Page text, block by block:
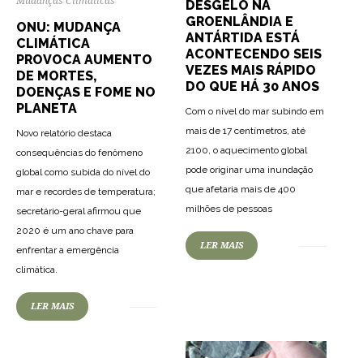
DESGELO NA
GROENLÂNDIA E
ANTÁRTIDA ESTÁ
ACONTECENDO SEIS
VEZES MAIS RÁPIDO
DO QUE HÁ 30 ANOS
Com o nível do mar subindo em
mais de 17 centímetros, até
2100, o aquecimento global
pode originar uma inundação
que afetaria mais de 400
milhões de pessoas
LER MAIS
ONU: MUDANÇA
CLIMÁTICA
PROVOCA AUMENTO
DE MORTES,
DOENÇAS E FOME NO
PLANETA
Novo relatório destaca
consequências do fenômeno
global como subida do nível do
mar e recordes de temperatura;
secretário-geral afirmou que
2020 é um ano chave para
enfrentar a emergência
climática.
LER MAIS
90 1681
87 1702